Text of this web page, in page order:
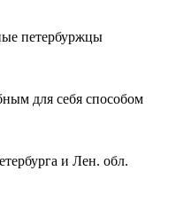
петербуржцы
для себя способом
и Лен. обл.